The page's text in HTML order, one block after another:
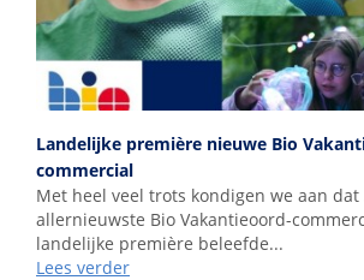
Landelijke première nieuwe Bio
commercial
Met heel veel trots kondigen we aan dat
allernieuwste Bio Vakantieoord-
landelijke première beleefde...
Lees verder